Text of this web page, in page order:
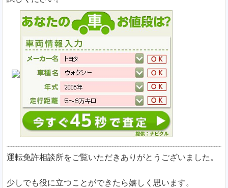
運転免許相談所をご覧いただきありがとうございました。
少しでも役に立つことができたら嬉しく思います。